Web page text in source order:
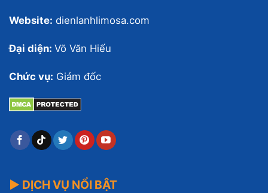
Website: dienlanhlimosa.com
Đại diện: Võ Văn Hiếu
Chức vụ: Giám đốc
▶ DỊCH VỤ NỔI BẬT